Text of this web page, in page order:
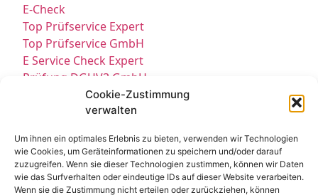
Cookie-Zustimmung
verwalten
Um ihnen ein optimales Erlebnis zu bieten, verwenden wir Technologien
wie Cookies, um Geräteinformationen zu speichern und/oder darauf
zuzugreifen. Wenn sie dieser Technologien zustimmen, können wir Daten
wie das Surfverhalten oder eindeutige IDs auf dieser Website verarbeiten.
Wenn sie die Zustimmung nicht erteilen oder zurückziehen, können
E-Check
Top Prüfservice Expert
Top Prüfservice GmbH
E Service Check Expert
Prüfung DGUV3 GmbH
Sicherheitsprüfungen Partners
Sicherheitsprüfungen Expert
Prüfung elektrischer Anlagen